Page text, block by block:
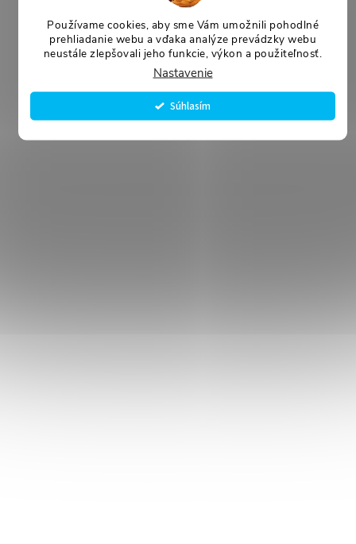
Používame cookies, aby sme Vám umožnili pohodlné
prehliadanie webu a vďaka analýze prevádzky webu
neustále zlepšovali jeho funkcie, výkon a použiteľnosť.
Nastavenie
Súhlasím